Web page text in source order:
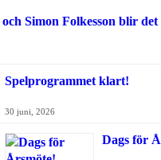
Simon Folkesson blir
Spelprogrammet klart!
30 juni, 2026
Dags för